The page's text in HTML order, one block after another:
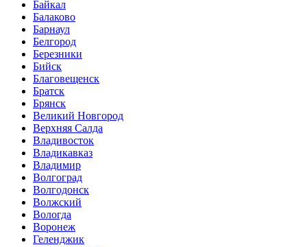
Байкал
Балаково
Барнаул
Белгород
Березники
Бийск
Благовещенск
Братск
Брянск
Великий Новгород
Верхняя Салда
Владивосток
Владикавказ
Владимир
Волгоград
Волгодонск
Волжский
Вологда
Воронеж
Геленджик